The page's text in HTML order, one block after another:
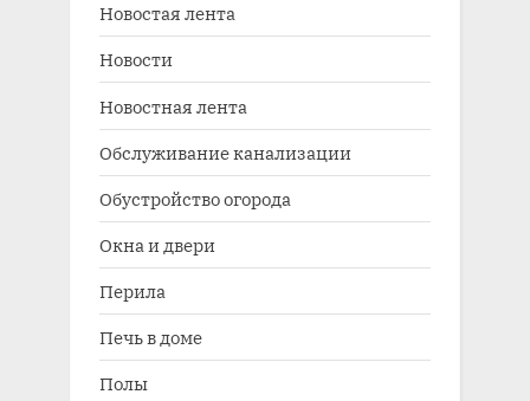
Новостая лента
Новости
Новостная лента
Обслуживание канализации
Обустройство огорода
Окна и двери
Перила
Печь в доме
Полы